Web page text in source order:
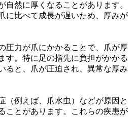
自然に厚くなることがあります。
に比べて成長が遅いため、厚みが
圧力が爪にかかることで、爪が厚
す。特に足の指先に負担がかかる
ると、爪が圧迫され、異常な厚み
（例えば、爪水虫）などが原因と
ことがあります。これらの疾患が